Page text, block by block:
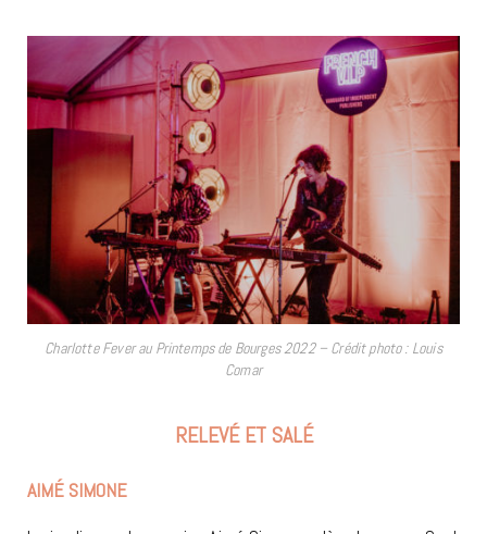
Charlotte Fever au Printemps de Bourges 2022 – Crédit photo : Louis
Comar
RELEVÉ ET SALÉ
AIMÉ SIMONE